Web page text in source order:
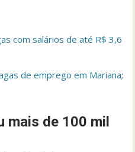
com salários de até R$ 3,6
de emprego em Mariana;
mais de 100 mil